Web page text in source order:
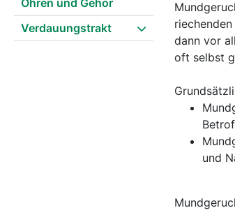
Ohren und Gehör
Verdauungstrakt
dann vor
oft selbst
und